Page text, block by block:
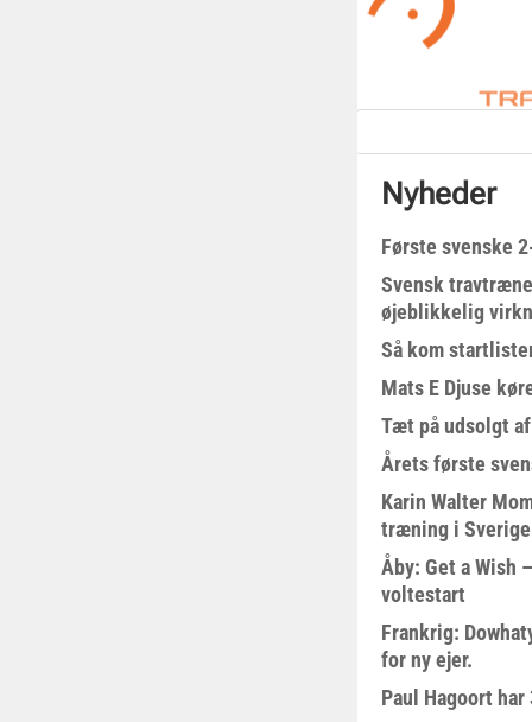
Nyheder
Første svenske
Svensk
øjeblikkelig
Så kom
Mats E Djuse
Tæt på udsolgt
Årets første
Karin Walter
træning i Sverige
Åby: Get a Wish
voltestart
Frankrig:
for ny ejer.
Paul Hagoort